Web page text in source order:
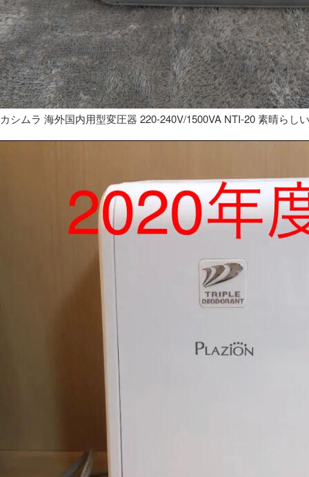
カシムラ 海外国内用型変圧器 220-240V/1500VA NTI-20 素晴らし